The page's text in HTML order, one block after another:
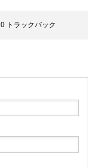
0 トラックバック